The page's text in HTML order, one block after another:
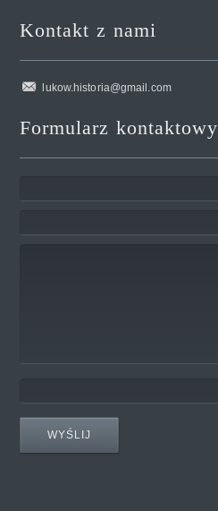
Kontakt z nami
lukow.historia@gmail.com
Formularz kontaktowy